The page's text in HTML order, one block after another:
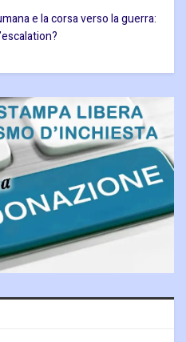
e la corsa verso la guerra: